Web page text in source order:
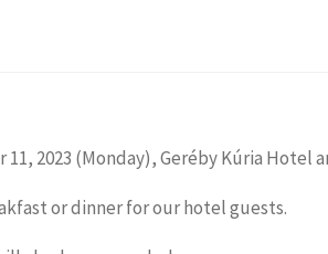
2023 (Monday), Geréby Kúria Hotel
or dinner for our hotel guests.